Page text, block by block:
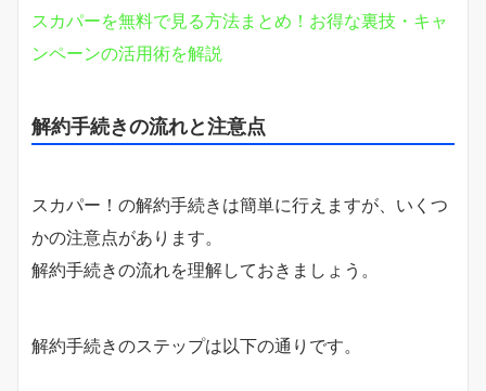
スカパーを無料で見る方法まとめ！お得な裏技・キャ
ンペーンの活用術を解説
解約手続きの流れと注意点
スカパー！の解約手続きは簡単に行えますが、いくつ
かの注意点があります。
解約手続きの流れを理解しておきましょう。
解約手続きのステップは以下の通りです。